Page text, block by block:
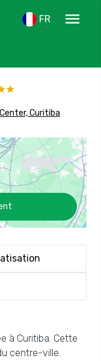
FR
menu
Curitiba
à Curitiba. Cette
centre-ville.